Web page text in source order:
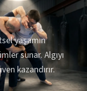
yaşamın
sunar. Algıyı
kazandırır.